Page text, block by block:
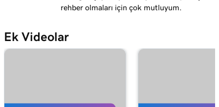
Ders 13 (/20)
Ders 14 (/20)
Çevrimiçi Ödeme Bağlantısı oluşturun ve
rehber olmaları için çok mutluyum.
Ek Videolar